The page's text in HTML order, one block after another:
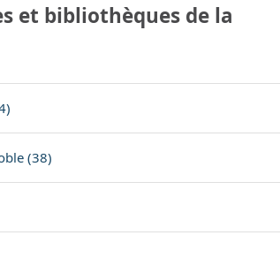
et bibliothèques de la
(38)